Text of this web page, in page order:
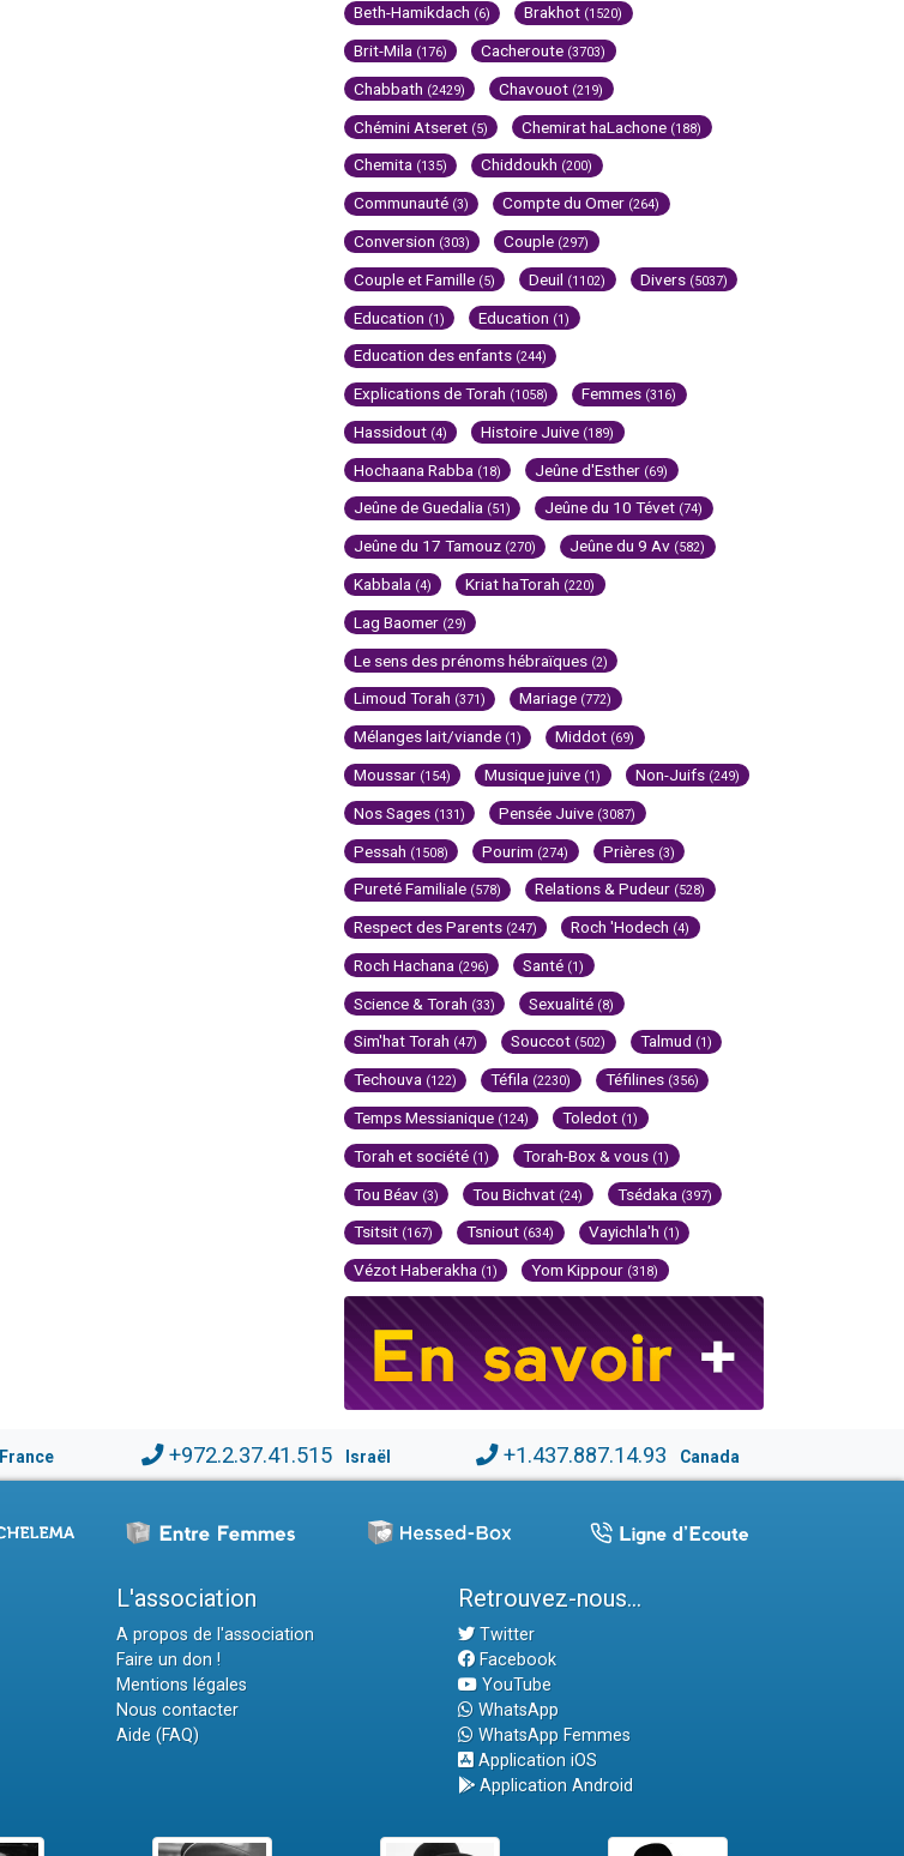
Beth-Hamikdach (6) Brakhot (1520)
Brit-Mila (176) Cacheroute (3703)
Chabbath (2429) Chavouot (219)
Chémini Atseret (5) Chemirat haLachone (188)
Chemita (135) Chiddoukh (200)
Communauté (3) Compte du Omer (264)
Conversion (303) Couple (297)
Couple et Famille (5) Deuil (1102) Divers (5037)
Education (1) Education (1)
Education des enfants (244)
Explications de Torah (1058) Femmes (316)
Hassidout (4) Histoire Juive (189)
Hochaana Rabba (18) Jeûne d'Esther (69)
Jeûne de Guedalia (51) Jeûne du 10 Tévet (74)
Jeûne du 17 Tamouz (270) Jeûne du 9 Av (582)
Kabbala (4) Kriat haTorah (220)
Lag Baomer (29)
Le sens des prénoms hébraïques (2)
Limoud Torah (371) Mariage (772)
Mélanges lait/viande (1) Middot (69)
Moussar (154) Musique juive (1) Non-Juifs (249)
Nos Sages (131) Pensée Juive (3087)
Pessah (1508) Pourim (274) Prières (3)
Pureté Familiale (578) Relations & Pudeur (528)
Respect des Parents (247) Roch 'Hodech (4)
Roch Hachana (296) Santé (1)
Science & Torah (33) Sexualité (8)
Sim'hat Torah (47) Souccot (502) Talmud (1)
Techouva (122) Téfila (2230) Téfilines (356)
Temps Messianique (124) Toledot (1)
Torah et société (1) Torah-Box & vous (1)
Tou Béav (3) Tou Bichvat (24) Tsédaka (397)
Tsitsit (167) Tsniout (634) Vayichla'h (1)
Vézot Haberakha (1) Yom Kippour (318)
France +972.2.37.41.515 Israël +1.437.887.14.93 Canada
L'association
A propos de l'association
Faire un don !
Mentions légales
Nous contacter
Aide (FAQ)
Retrouvez-nous...
Twitter
Facebook
YouTube
WhatsApp
WhatsApp Femmes
Application iOS
Application Android